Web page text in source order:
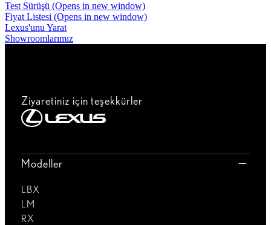
Test Sürüşü (Opens in new window)
Fiyat Listesi (Opens in new window)
Lexus'unu Yarat
Showroomlarımız
Ziyaretiniz için teşekkürler
Modeller
LBX
LM
RX